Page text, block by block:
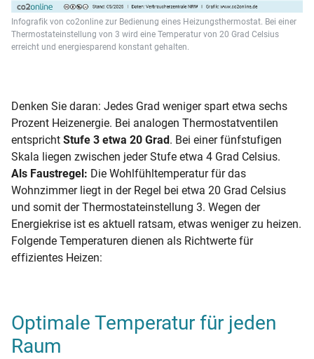
Infografik von co2online zur Bedienung eines Heizungsthermostat. Bei einer
Thermostateinstellung von 3 wird eine Temperatur von 20 Grad Celsius
erreicht und energiesparend konstant gehalten.
Denken Sie daran: Jedes Grad weniger spart etwa sechs
Prozent Heizenergie. Bei analogen Thermostatventilen
entspricht Stufe 3 etwa 20 Grad . Bei einer fünfstufigen
Skala liegen zwischen jeder Stufe etwa 4 Grad Celsius.
Als Faustregel: Die Wohlfühltemperatur für das
Wohnzimmer liegt in der Regel bei etwa 20 Grad Celsius
und somit der Thermostateinstellung 3. Wegen der
Energiekrise ist es aktuell ratsam, etwas weniger zu heizen.
Folgende Temperaturen dienen als Richtwerte für
effizientes Heizen:
Optimale Temperatur für jeden
Raum